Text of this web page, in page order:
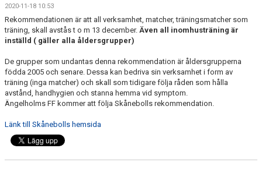
MEDLEMS OCH TRÄNINGSAVGIFTER
2020-11-18 10:53
Rekommendationen är att all verksamhet, matcher, träningsmatcher som
träning, skall avstås t o m 13 december. Även all inomhusträning är
inställd ( gäller alla åldersgrupper)
De grupper som undantas denna rekommendation är åldersgrupperna
födda 2005 och senare. Dessa kan bedriva sin verksamhet i form av
träning (inga matcher) och skall som tidigare följa råden som hålla
avstånd, handhygien och stanna hemma vid symptom.
Ängelholms FF kommer att följa Skånebolls rekommendation.
Länk till Skånebolls hemsida